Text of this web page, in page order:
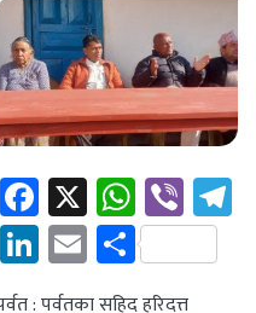
Telegram
Facebook
X
LinkedIn
EmailShare
: पर्वतका सहिद हरिदत्त